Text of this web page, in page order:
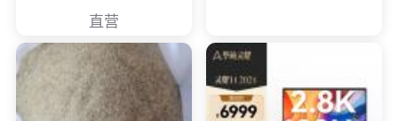
直营